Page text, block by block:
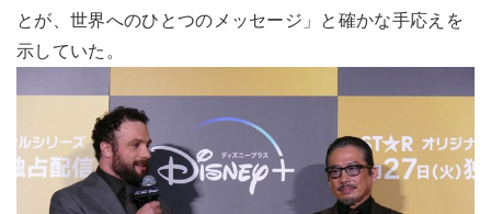
とが、世界へのひとつのメッセージ」と確かな手応えを
示していた。